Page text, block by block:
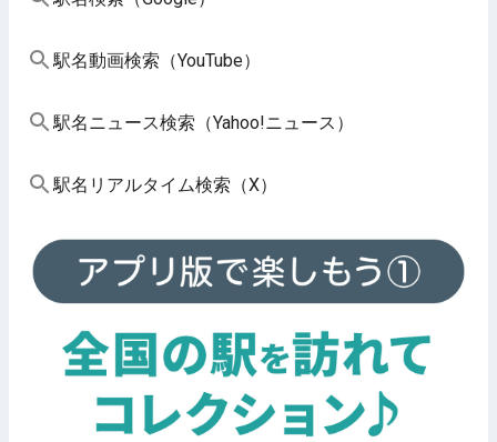
駅名動画検索（YouTube）
駅名ニュース検索（Yahoo!ニュース）
駅名リアルタイム検索（X）